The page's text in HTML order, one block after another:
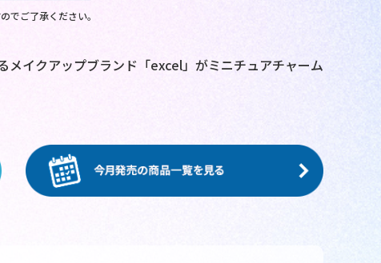
でご了承ください。
メイクアップブランド「excel」がミニチュアチャーム